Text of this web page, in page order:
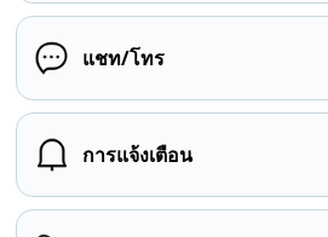
แชท/โทร
การแจ้งเตือน